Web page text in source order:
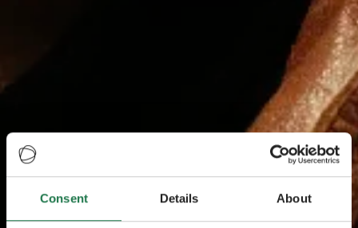
Consent Details About